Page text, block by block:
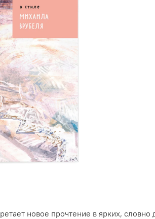
новое прочтение в ярких,